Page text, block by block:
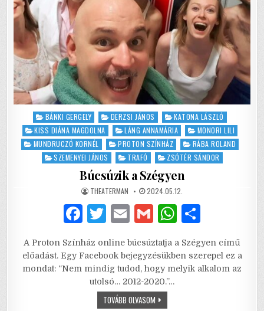
Posted
in
BÁNKI GERGELY DERZSI JÁNOS
KATONA LÁSZLÓ
KISS DIÁNA MAGDOLNA
LÁNG ANNAMÁRIA
MONORI LILI
MUNDRUCZÓ KORNÉL
PROTON SZÍNHÁZ
RÁBA ROLAND
SZEMENYEI JÁNOS
TRAFÓ ZSÓTÉR SÁNDOR
Búcsúzik a Szégyen
AUTHOR:
THEATERMAN PUBLISHED
DATE:
2024.05.12.
F
c
e
b
T
it
te
r
E
ai
l
G
ai
l
W
at
s
ar
e
A Proton Színház online búcsúztatja a Szégyen című
előadást. Egy Facebook bejegyzésükben szerepel ez a
mondat: “Nem mindig tudod, hogy melyik alkalom az
utolsó… 2012-2020.”…
TOVÁBB OLVASOMBÚCSÚZIK
A